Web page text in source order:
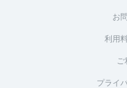
お
利用
プライ